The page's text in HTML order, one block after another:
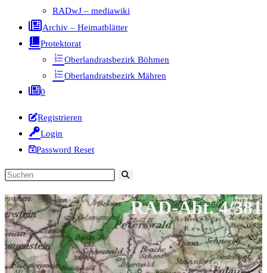
RADwJ – mediawiki
Archiv – Heimatblätter
Protektorat
Oberlandratsbezirk Böhmen
Oberlandratsbezirk Mähren
0
Registrieren
Login
Password Reset
Diese
durchsuchen
RAD-Abt. 4/381